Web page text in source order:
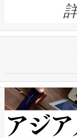
quality
BESS
centers.
からシス
クルの各
[…]
す。ノ
ートル先
トに対
では、反
で向上し
ットだけ